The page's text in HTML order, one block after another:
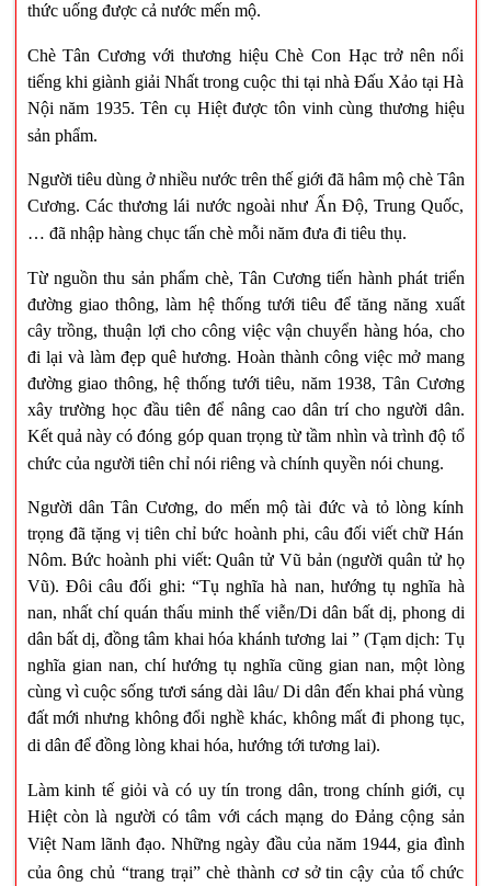
thức uống được cả nước mến mộ.
Chè Tân Cương với thương hiệu Chè Con Hạc trở nên nổi
tiếng khi giành giải Nhất trong cuộc thi tại nhà Đấu Xảo tại Hà
Nội năm 1935. Tên cụ Hiệt được tôn vinh cùng thương hiệu
sản phẩm.
Người tiêu dùng ở nhiều nước trên thế giới đã hâm mộ chè Tân
Cương. Các thương lái nước ngoài như Ấn Độ, Trung Quốc,
… đã nhập hàng chục tấn chè mỗi năm đưa đi tiêu thụ.
Từ nguồn thu sản phẩm chè, Tân Cương tiến hành phát triển
đường giao thông, làm hệ thống tưới tiêu để tăng năng xuất
cây trồng, thuận lợi cho công việc vận chuyển hàng hóa, cho
đi lại và làm đẹp quê hương. Hoàn thành công việc mở mang
đường giao thông, hệ thống tưới tiêu, năm 1938, Tân Cương
xây trường học đầu tiên để nâng cao dân trí cho người dân.
Kết quả này có đóng góp quan trọng từ tầm nhìn và trình độ tổ
chức của người tiên chỉ nói riêng và chính quyền nói chung.
Người dân Tân Cương, do mến mộ tài đức và tỏ lòng kính
trọng đã tặng vị tiên chỉ bức hoành phi, câu đối viết chữ Hán
Nôm. Bức hoành phi viết: Quân tử Vũ bản (người quân tử họ
Vũ). Đôi câu đối ghi: “Tụ nghĩa hà nan, hướng tụ nghĩa hà
nan, nhất chí quán thấu minh thế viễn/Di dân bất dị, phong di
dân bất dị, đồng tâm khai hóa khánh tương lai ” (Tạm dịch: Tụ
nghĩa gian nan, chí hướng tụ nghĩa cũng gian nan, một lòng
cùng vì cuộc sống tươi sáng dài lâu/ Di dân đến khai phá vùng
đất mới nhưng không đổi nghề khác, không mất đi phong tục,
di dân để đồng lòng khai hóa, hướng tới tương lai).
Làm kinh tế giỏi và có uy tín trong dân, trong chính giới, cụ
Hiệt còn là người có tâm với cách mạng do Đảng cộng sản
Việt Namlãnh đạo. Những ngày đầu của năm 1944, gia đình
của ông chủ “trang trại” chè thành cơ sở tin cậy của tổ chức